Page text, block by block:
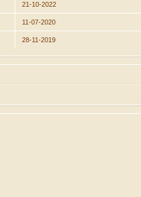
21-10-2022
11-07-2020
28-11-2019